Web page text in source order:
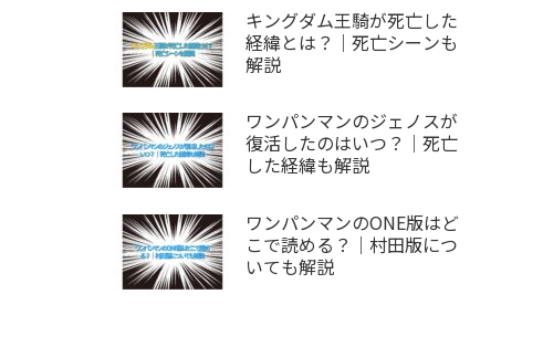
キングダム王騎が死亡した
経緯とは？｜死亡シーンも
解説
ワンパンマンのジェノスが
復活したのはいつ？｜死亡
した経緯も解説
ワンパンマンのONE版はど
こで読める？｜村田版につ
いても解説